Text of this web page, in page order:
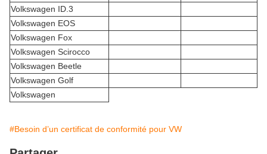
Volkswagen ID.3
Volkswagen EOS
Volkswagen Fox
Volkswagen Scirocco
Volkswagen Beetle
Volkswagen Golf
Volkswagen
#Besoin d’un certificat de conformité pour VW